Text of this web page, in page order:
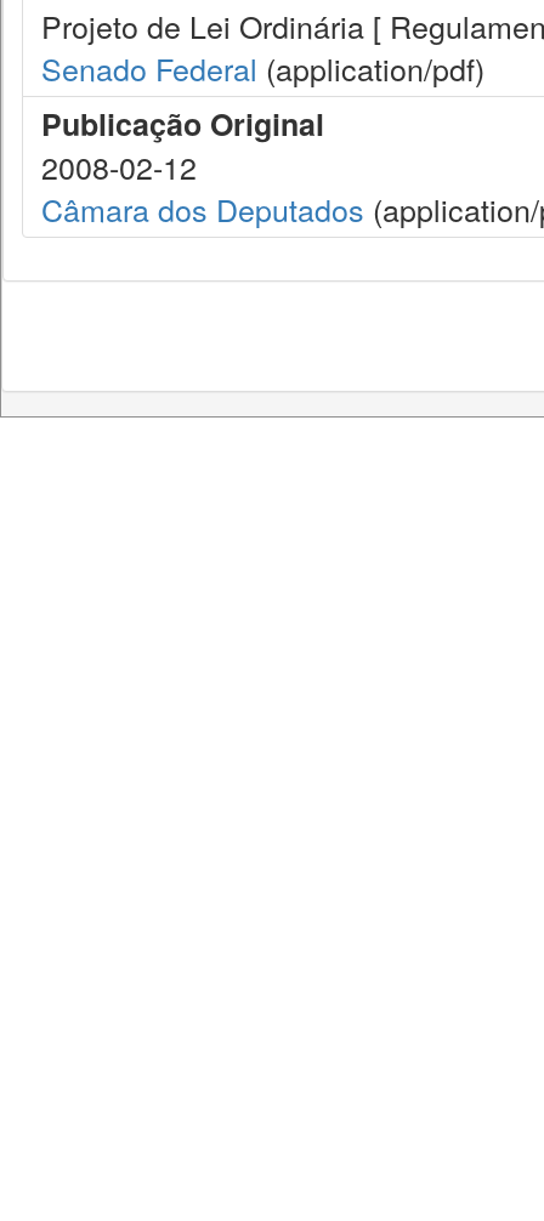
Projeto de Lei Ordinária [
Senado Federal (application/pdf)
Publicação Original
2008-02-12
Câmara dos Deputados